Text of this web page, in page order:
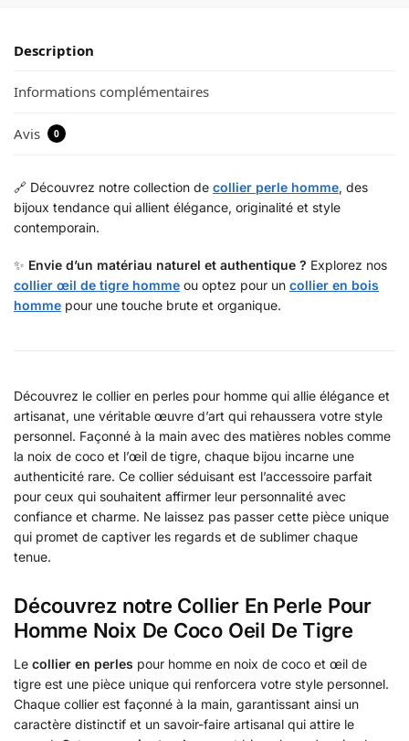
Description
Informations complémentaires
Avis 0
🔗 Découvrez notre collection de collier perle homme, des
bijoux tendance qui allient élégance, originalité et style
contemporain.
✨ Envie d’un matériau naturel et authentique ? Explorez nos
collier œil de tigre homme ou optez pour un collier en bois
homme pour une touche brute et organique.
Découvrez le collier en perles pour homme qui allie élégance et
artisanat, une véritable œuvre d’art qui rehaussera votre style
personnel. Façonné à la main avec des matières nobles comme
la noix de coco et l’œil de tigre, chaque bijou incarne une
authenticité rare. Ce collier séduisant est l’accessoire parfait
pour ceux qui souhaitent affirmer leur personnalité avec
confiance et charme. Ne laissez pas passer cette pièce unique
qui promet de captiver les regards et de sublimer chaque
tenue.
Découvrez notre Collier En Perle Pour
Homme Noix De Coco Oeil De Tigre
Le collier en perles pour homme en noix de coco et œil de
tigre est une pièce unique qui renforcera votre style personnel.
Chaque collier est façonné à la main, garantissant ainsi un
caractère distinctif et un savoir-faire artisanal qui attire le